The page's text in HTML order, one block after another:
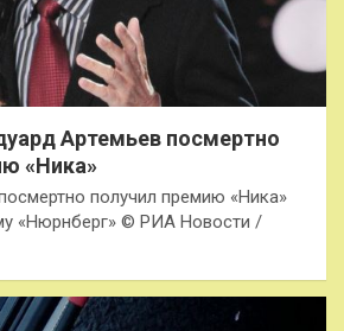
Артемьев посмертно
«Ника»
получил премию «Ника»
«Нюрнберг» © РИА Новости /